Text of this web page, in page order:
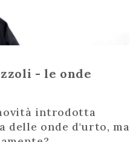
- le onde
introdotta
delle onde d'urto, ma